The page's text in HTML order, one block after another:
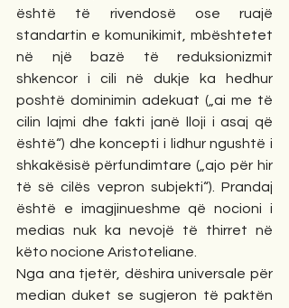
është të rivendosë ose ruajë
standartin e komunikimit, mbështetet
në një bazë të reduksionizmit
shkencor i cili në dukje ka hedhur
poshtë dominimin adekuat („ai me të
cilin lajmi dhe fakti janë lloji i asaj që
është“) dhe koncepti i lidhur ngushtë i
shkakësisë përfundimtare („ajo për hir
të së cilës vepron subjekti“). Prandaj
është e imagjinueshme që nocioni i
medias nuk ka nevojë të thirret në
këto nocione Aristoteliane.
Nga ana tjetër, dëshira universale për
median duket se sugjeron të paktën